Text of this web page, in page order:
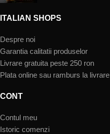
ITALIAN SHOPS
Despre noi
Garantia calitatii produselor
Livrare gratuita peste 250 ron
Plata online sau ramburs la livrare
CONT
Contul meu
Istoric comenzi